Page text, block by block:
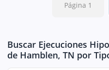
Página 1
Buscar Ejecuciones
de Hamblen, TN por